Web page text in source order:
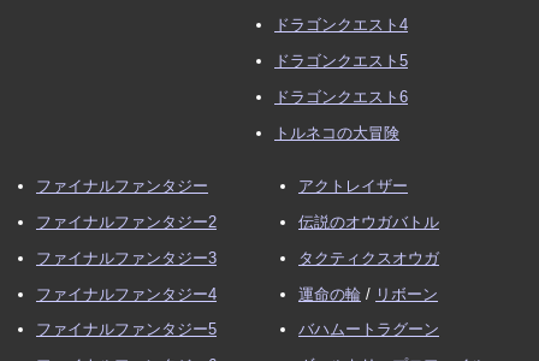
ドラゴンクエスト4
ドラゴンクエスト5
ドラゴンクエスト6
トルネコの大冒険
ファイナルファンタジー
ファイナルファンタジー2
ファイナルファンタジー3
ファイナルファンタジー4
ファイナルファンタジー5
アクトレイザー
伝説のオウガバトル
タクティクスオウガ
運命の輪 / リボーン
バハムートラグーン